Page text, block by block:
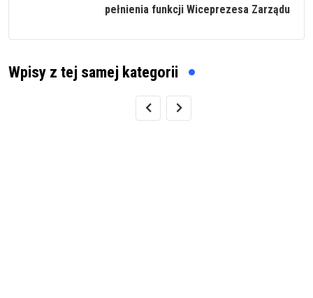
pełnienia funkcji Wiceprezesa Zarządu
Wpisy z tej samej kategorii